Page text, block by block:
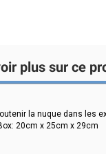
plus sur ce
la nuque dans les
20cm x 25cm x 29cm